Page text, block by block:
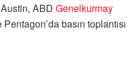
ABD Genelkurmay
basın toplantısı